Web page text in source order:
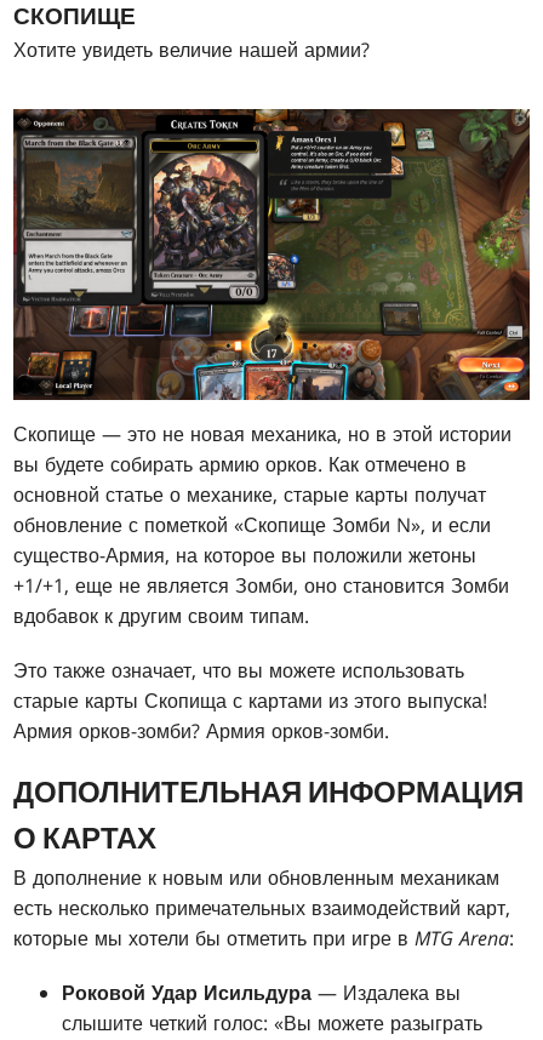
СКОПИЩЕ
Хотите увидеть величие нашей армии?
Скопище — это не новая механика, но в этой истории
вы будете собирать армию орков. Как отмечено в
основной статье о механике, старые карты получат
обновление с пометкой «Скопище Зомби N», и если
существо-Армия, на которое вы положили жетоны
+1/+1, еще не является Зомби, оно становится Зомби
вдобавок к другим своим типам.
Это также означает, что вы можете использовать
старые карты Скопища с картами из этого выпуска!
Армия орков-зомби? Армия орков-зомби.
ДОПОЛНИТЕЛЬНАЯ ИНФОРМАЦИЯ
О КАРТАХ
В дополнение к новым или обновленным механикам
есть несколько примечательных взаимодействий карт,
которые мы хотели бы отметить при игре вMTG Arena:
Роковой Удар Исильдура — Издалека вы
слышите четкий голос: «Вы можете разыграть